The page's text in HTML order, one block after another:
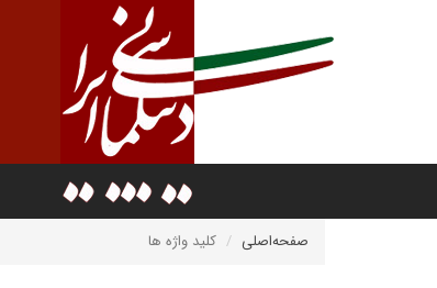
صفحه‌اصلی کلید واژه ها